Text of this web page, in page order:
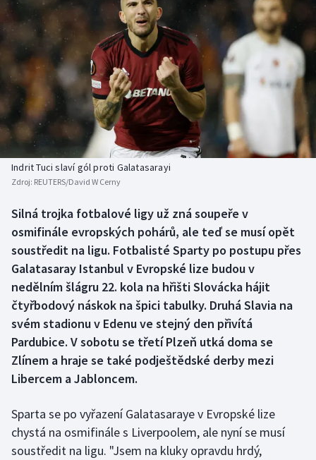
DALŠÍ SPORTY
Americký fotbal
Baseball a softbal
Basketbal
Biatlon
Boby a skeleton
Box
Curling
Dostihy
Florbal
Futsal
Golf
Gymnastika
Házená
NEPŘEHLÉDNĚTE
Soutěže
Historické návraty
Aplikace ČT sport
AZ kvíz
Indrit Tuci slaví gól proti Galatasarayi
Zdroj: REUTERS/David W Cerny
Silná trojka fotbalové ligy už zná soupeře v
osmifinále evropských pohárů, ale teď se musí opět
soustředit na ligu. Fotbalisté Sparty po postupu přes
Galatasaray Istanbul v Evropské lize budou v
nedělním šlágru 22. kola na hřišti Slovácka hájit
čtyřbodový náskok na špici tabulky. Druhá Slavia na
svém stadionu v Edenu ve stejný den přivítá
Pardubice. V sobotu se třetí Plzeň utká doma se
Zlínem a hraje se také podještědské derby mezi
Libercem a Jabloncem.
Sparta se po vyřazení Galatasaraye v Evropské lize
chystá na osmifinále s Liverpoolem, ale nyní se musí
soustředit na ligu. "Jsem na kluky opravdu hrdý,